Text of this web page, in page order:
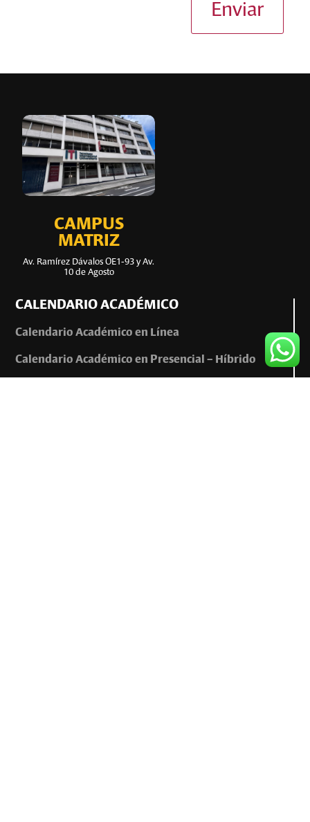
Enviar
CAMPUS
MATRIZ
Av. Ramírez Dávalos OE1-93 y Av.
10 de Agosto
CALENDARIO ACADÉMICO
Calendario Académico en Línea
Calendario Académico en Presencial – Híbrido